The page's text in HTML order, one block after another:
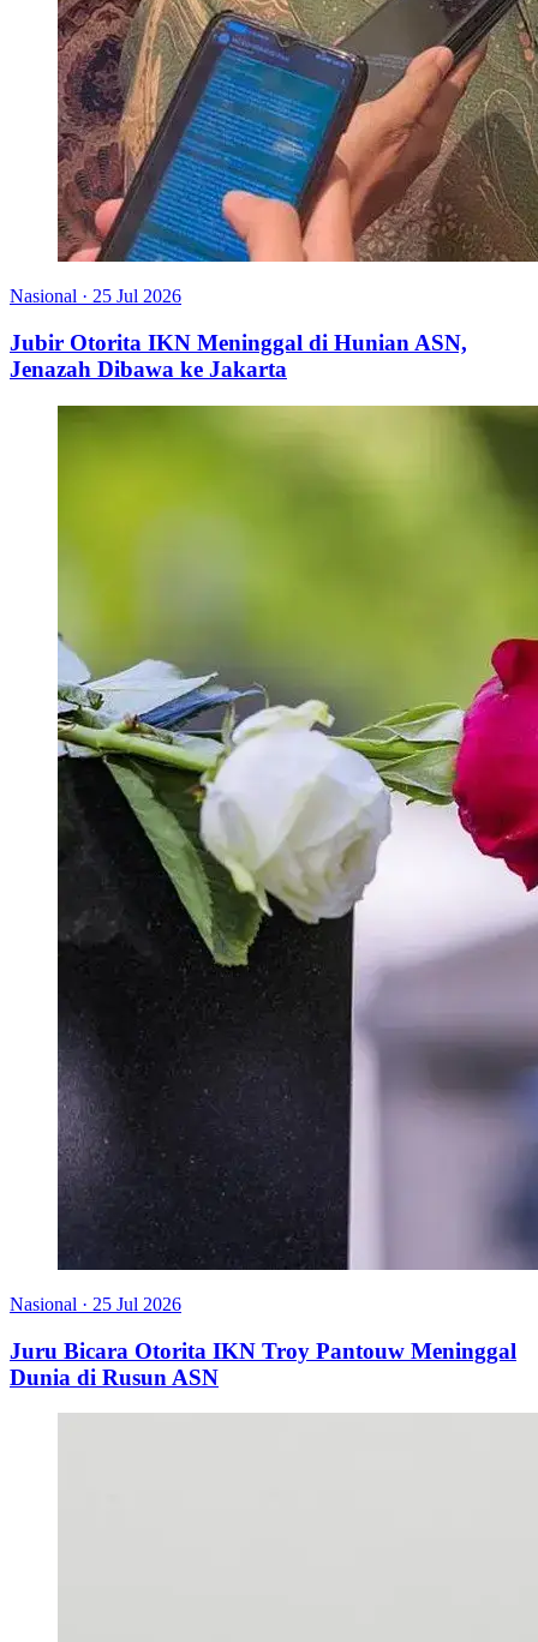
Nasional · 25 Jul 2026
Jubir Otorita IKN Meninggal di Hunian ASN,
Jenazah Dibawa ke Jakarta
Nasional · 25 Jul 2026
Juru Bicara Otorita IKN Troy Pantouw Meninggal
Dunia di Rusun ASN